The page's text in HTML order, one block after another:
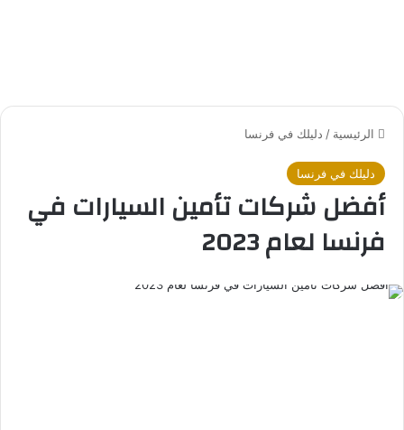
الرئيسية / دليلك في فرنسا
دليلك في فرنسا
أفضل شركات تأمين السيارات في
فرنسا لعام 2023